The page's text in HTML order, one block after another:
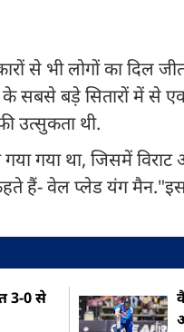
से भी लोगों का दिल
सबसे बड़े सितारों में से एक
उत्सुकता थी.
गया था, जिसमें
हैं- वेल प्लेड यंग
3-0 से